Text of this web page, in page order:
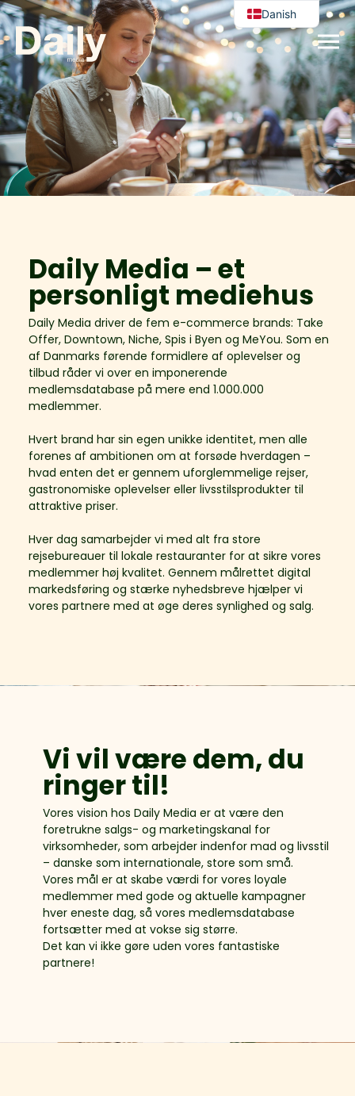
Daily Media – et
personligt mediehus
Daily Media driver de fem e-commerce brands: Take
Offer, Downtown, Niche, Spis i Byen og MeYou. Som en
af Danmarks førende formidlere af oplevelser og
tilbud råder vi over en imponerende
medlemsdatabase på mere end 1.000.000
medlemmer.
Hvert brand har sin egen unikke identitet, men alle
forenes af ambitionen om at forsøde hverdagen –
hvad enten det er gennem uforglemmelige rejser,
gastronomiske oplevelser eller livsstilsprodukter til
attraktive priser.
Hver dag samarbejder vi med alt fra store
rejsebureauer til lokale restauranter for at sikre vores
medlemmer høj kvalitet. Gennem målrettet digital
markedsføring og stærke nyhedsbreve hjælper vi
vores partnere med at øge deres synlighed og salg.
Vi vil være dem, du
ringer til!
Vores vision hos Daily Media er at være den
foretrukne salgs- og marketingskanal for
virksomheder, som arbejder indenfor mad og livsstil
– danske som internationale, store som små.
Vores mål er at skabe værdi for vores loyale
medlemmer med gode og aktuelle kampagner
hver eneste dag, så vores medlemsdatabase
fortsætter med at vokse sig større.
Det kan vi ikke gøre uden vores fantastiske
partnere!
Danish
English